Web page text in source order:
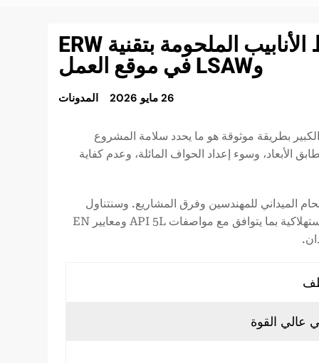
إتقان عملية اللحام: دليل عملي لربط الأنابيب الملحومة بتقنية ERW
وLSAW في موقع العمل
26 مايو 2026 المدونات
بطريقة موثوقة هو ما يحدد سلامة المشروع
الأبعاد، وسوء إعداد الحواف المائلة، وعدم كفاية
الميداني للمهندسين وفرق المشاريع. وسنتناول
تصميم الحواف المائلة، والتسخين المسبق للفولاذ عالي القوة، واختيار المواد الاستهلاكية بما يتوافق مع مواصفات API 5L ومعايير EN